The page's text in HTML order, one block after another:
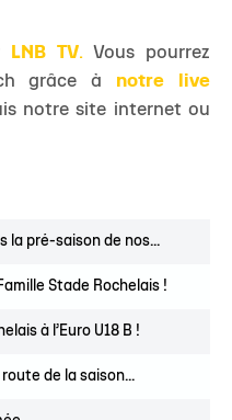
LNB TV.Vous pourrez
grâce à notre live
notre site internet ou
la pré-saison de nos...
Stade Rochelais !
à l’Euro U18 B !
de la saison...